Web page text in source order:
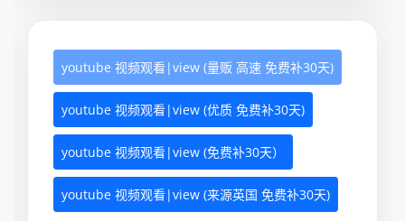
youtube 视频观看|view (量贩 高速 免费补30天)
youtube 视频观看|view (优质 免费补30天)
youtube 视频观看|view (免费补30天）
youtube 视频观看|view (来源英国 免费补30天)